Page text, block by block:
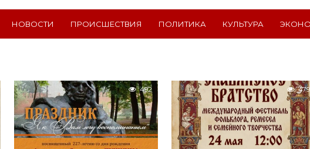
НОВОСТИ ПРОИСШЕСТВИЯ ПОЛИТИКА КУЛЬТУРА
492 479